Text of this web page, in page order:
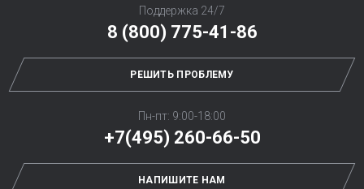
Поддержка 24/7
8 (800) 775-41-86
РЕШИТЬ ПРОБЛЕМУ
Пн-пт: 9:00-18:00
+7(495) 260-66-50
НАПИШИТЕ НАМ